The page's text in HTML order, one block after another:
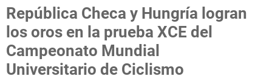
República Checa y Hungría logran
los oros en la prueba XCE del
Campeonato Mundial
Universitario de Ciclismo